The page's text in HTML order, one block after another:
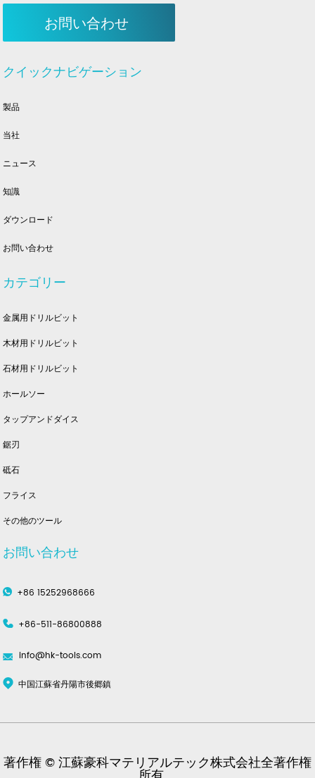
お問い合わせ
クイックナビゲーション
製品
当社
ニュース
知識
ダウンロード
お問い合わせ
カテゴリー
金属用ドリルビット
木材用ドリルビット
石材用ドリルビット
ホールソー
タップアンドダイス
鋸刃
砥石
フライス
その他のツール
お問い合わせ
+86 15252968666
+86-511-86800888
info@hk-tools.com
中国江蘇省丹陽市後郷鎮
著作権 © 江蘇豪科マテリアルテック株式会社全著作権